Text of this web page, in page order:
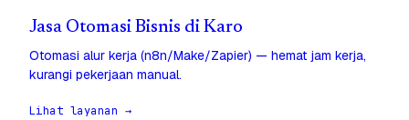
Jasa Otomasi Bisnis di Karo
Otomasi alur kerja (n8n/Make/Zapier) — hemat jam kerja,
kurangi pekerjaan manual.
Lihat layanan →